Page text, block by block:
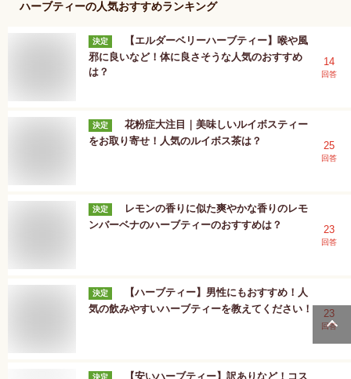
ハーブティーの人気おすすめランキング
決定
【エルダーベリーハーブティー】喉や風
邪に良いなど！体に良さそうな人気のおすすめ
は？
14
回答
決定
花粉症大注目｜美味しいルイボスティー
をお取り寄せ！人気のルイボス茶は？
25
回答
決定
レモンの香りに似た爽やかな香りのレモ
ンバーベナのハーブティーのおすすめは？
23
回答
決定
【ハーブティー】男性にもおすすめ！人
気の飲みやすいハーブティーを教えてください！
23
回答
決定 【安いハーブティー】訳ありなど！コス